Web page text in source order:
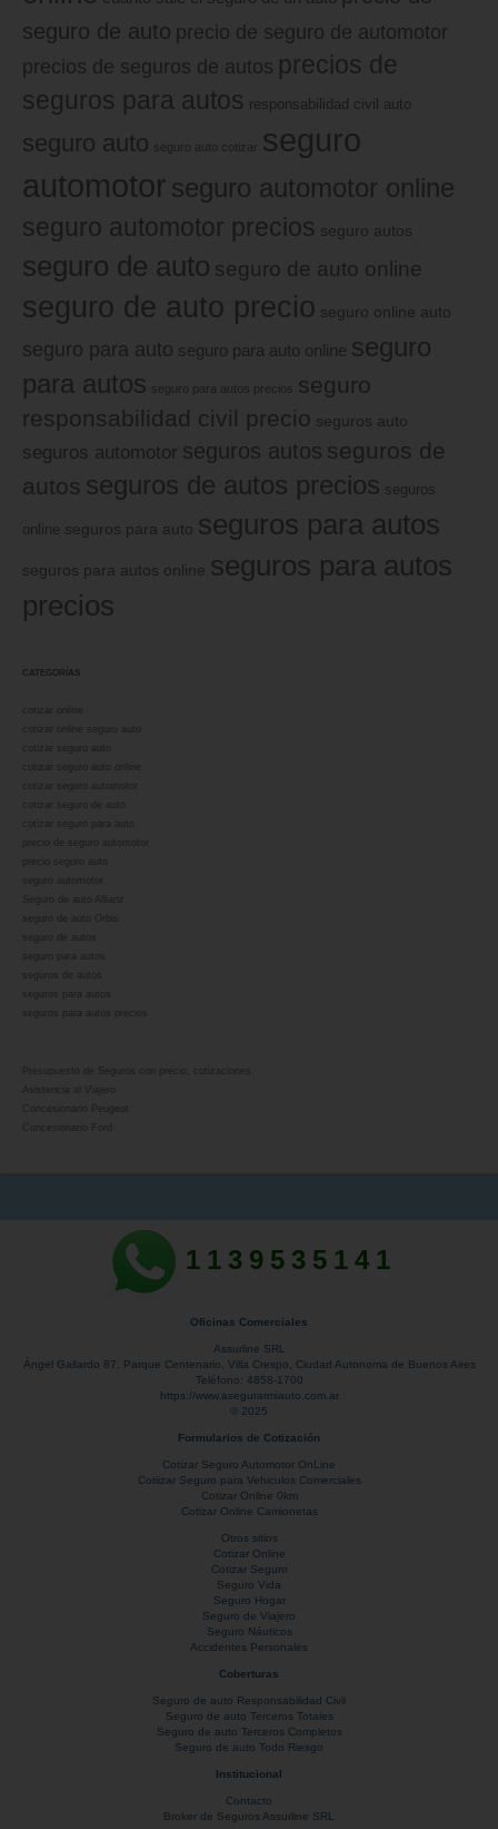
seguro de auto precio de seguro de automotor
precios de seguros de autos precios de
seguros para autos responsabilidad civil auto
seguro auto seguro auto cotizar seguro
automotor seguro automotor online
seguro automotor precios seguro autos
seguro de auto seguro de auto online
seguro de auto precio seguro online auto
seguro para auto seguro para auto online seguro
para autos seguro para autos precios seguro
responsabilidad civil precio seguros auto
seguros automotor seguros autos seguros de
autos seguros de autos precios seguros
online seguros para auto seguros para autos
seguros para autos online seguros para autos
precios
CATEGORÍAS
cotizar online
cotizar online seguro auto
cotizar seguro auto
cotizar seguro auto online
cotizar seguro automotor
cotizar seguro de auto
cotizar seguro para auto
Seguro de auto Allianz
Presupuesto de Seguros con precio, cotizaciones.
1139535141
Oficinas Comerciales
Assurline SRL
Ángel Gallardo 87 , Parque Centenario, Villa Crespo
Ciudad Autonoma de Buenos Aires
Teléfono: 4858-1700
https://www.asegurarmiauto.com.ar
© 2025
Formularios de Cotización
Cotizar Seguro Automotor OnLine
Cotiizar Seguro para Vehiculos Comerciales
Cotizar Online 0km
Cotizar Online Camionetas
Otros sitios
Cotizar Online
Cotizar Seguro
Seguro Vida
Seguro Hogar
Seguro de Viajero
Seguro Náuticos
Accidentes Personales
Coberturas
Seguro de auto Responsabilidad Civil
Seguro de auto Terceros Totales
Seguro de auto Terceros Completos
Seguro de auto Todo Riesgo
Institucional
Contacto
Broker de Seguros Assurline SRL